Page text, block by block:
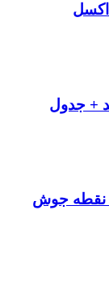
به نقطه جوش